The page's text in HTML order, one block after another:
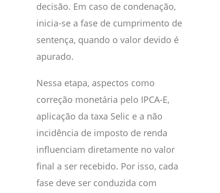
decisão. Em caso de condenação,
inicia-se a fase de cumprimento de
sentença, quando o valor devido é
apurado.
Nessa etapa, aspectos como
correção monetária pelo IPCA-E,
aplicação da taxa Selic e a não
incidência de imposto de renda
influenciam diretamente no valor
final a ser recebido. Por isso, cada
fase deve ser conduzida com